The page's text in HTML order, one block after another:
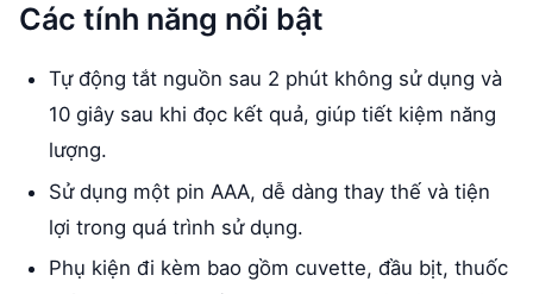
Các tính năng nổi bật
Tự động tắt nguồn sau 2 phút không sử dụng và
10 giây sau khi đọc kết quả, giúp tiết kiệm năng
lượng.
Sử dụng một pin AAA, dễ dàng thay thế và tiện
lợi trong quá trình sử dụng.
Phụ kiện đi kèm bao gồm cuvette, đầu bịt, thuốc